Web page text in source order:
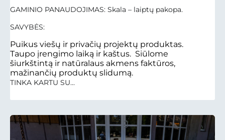
GAMINIO PANAUDOJIMAS: Skala – laiptų pakopa.
SAVYBĖS:
Puikus viešų ir privačių projektų produktas.
Taupo įrengimo laiką ir kaštus. Siūlome
šiurkštintą ir natūralaus akmens faktūros,
mažinančių produktų slidumą.
TINKA KARTU SU...